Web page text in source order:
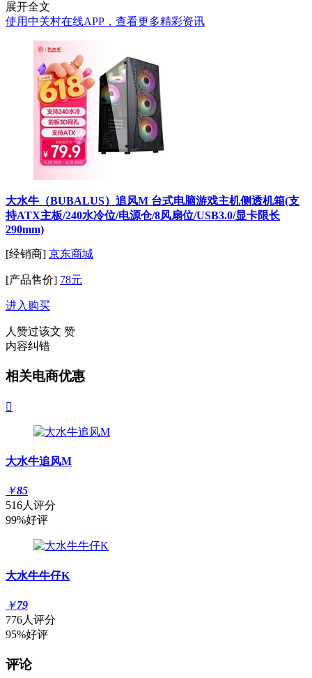
展开全文
使用中关村在线APP，查看更多精彩资讯
大水牛（BUBALUS）追风M 台式电脑游戏主机侧透机箱(支
持ATX主板/240水冷位/电源仓/8风扇位/USB3.0/显卡限长
290mm)
[经销商] 京东商城
[产品售价] 78元
进入购买
人赞过该文 赞
内容纠错
相关电商优惠

大水牛追风M
￥85
516人评分
99%好评
大水牛牛仔K
￥79
776人评分
95%好评
评论